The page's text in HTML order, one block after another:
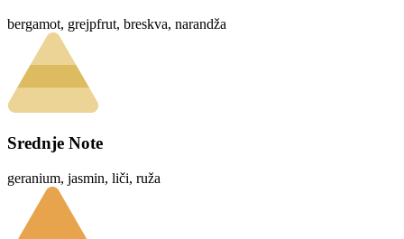
bergamot, grejpfrut, breskva, narandža
Srednje Note
geranium, jasmin, liči, ruža